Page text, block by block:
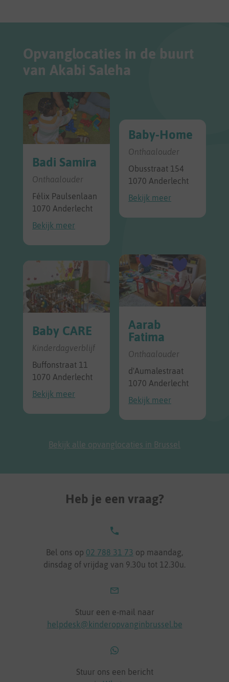
Opvanglocaties in de buurt
van Akabi Saleha
Badi Samira
Onthaalouder
Félix Paulsenlaan
1070 Anderlecht
Bekijk meer
Baby-Home
Onthaalouder
Obusstraat 154
1070 Anderlecht
Bekijk meer
Baby CARE
Kinderdagverblijf
Buffonstraat 11
1070 Anderlecht
Bekijk meer
Aarab
Fatima
Onthaalouder
d'Aumalestraat
1070 Anderlecht
Bekijk meer
Bekijk alle opvanglocaties in Brussel
Heb je een vraag?
Bel ons op 02 788 31 73 op maandag,
dinsdag of vrijdag van 9.30u tot 12.30u.
Stuur een e-mail naar
helpdesk@kinderopvanginbrussel.be
Stuur ons een bericht